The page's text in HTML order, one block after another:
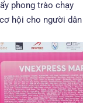
phong trào chạy
hội cho người dân